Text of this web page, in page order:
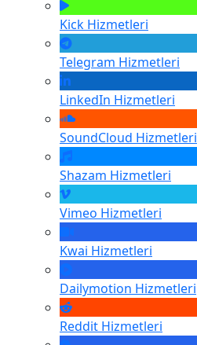
Kick Hizmetleri
Telegram Hizmetleri
LinkedIn Hizmetleri
SoundCloud Hizmetleri
Shazam Hizmetleri
Vimeo Hizmetleri
Kwai Hizmetleri
Dailymotion Hizmetleri
Reddit Hizmetleri